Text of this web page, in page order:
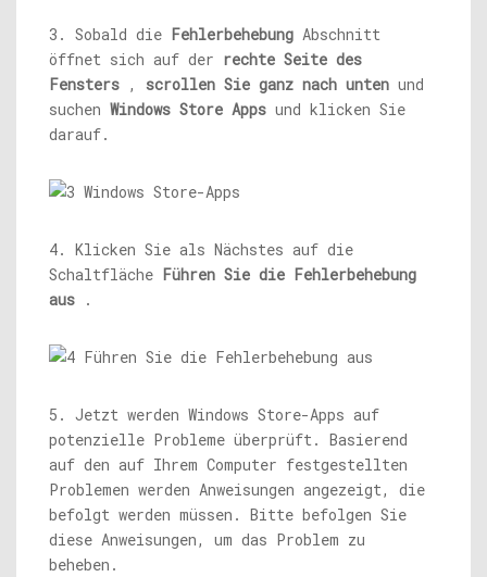
3. Sobald die Fehlerbehebung Abschnitt
öffnet sich auf der rechte Seite des
Fensters , scrollen Sie ganz nach unten und
suchen Windows Store Apps und klicken Sie
darauf.
4. Klicken Sie als Nächstes auf die
Schaltfläche Führen Sie die Fehlerbehebung
aus .
5. Jetzt werden Windows Store-Apps auf
potenzielle Probleme überprüft. Basierend
auf den auf Ihrem Computer festgestellten
Problemen werden Anweisungen angezeigt, die
befolgt werden müssen. Bitte befolgen Sie
diese Anweisungen, um das Problem zu
beheben.